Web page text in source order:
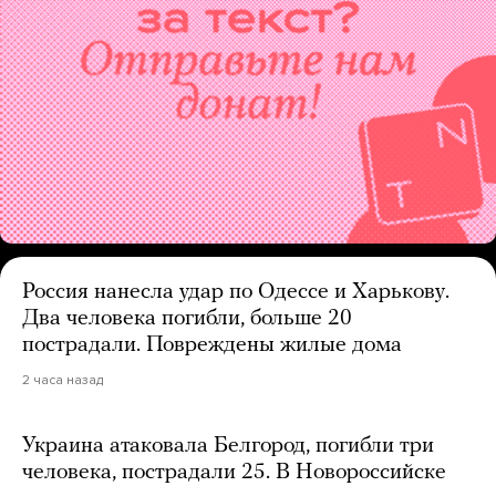
Россия нанесла удар по Одессе и Харькову.
Два человека погибли, больше 20
пострадали. Повреждены жилые дома
2 часа назад
Украина атаковала Белгород, погибли три
человека, пострадали 25. В Новороссийске